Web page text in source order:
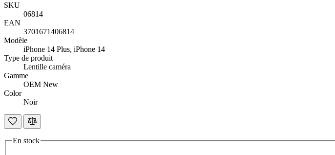
SKU
06814
EAN
3701671406814
Modèle
iPhone 14 Plus, iPhone 14
Type de produit
Lentille caméra
Gamme
OEM New
Color
Noir
En stock